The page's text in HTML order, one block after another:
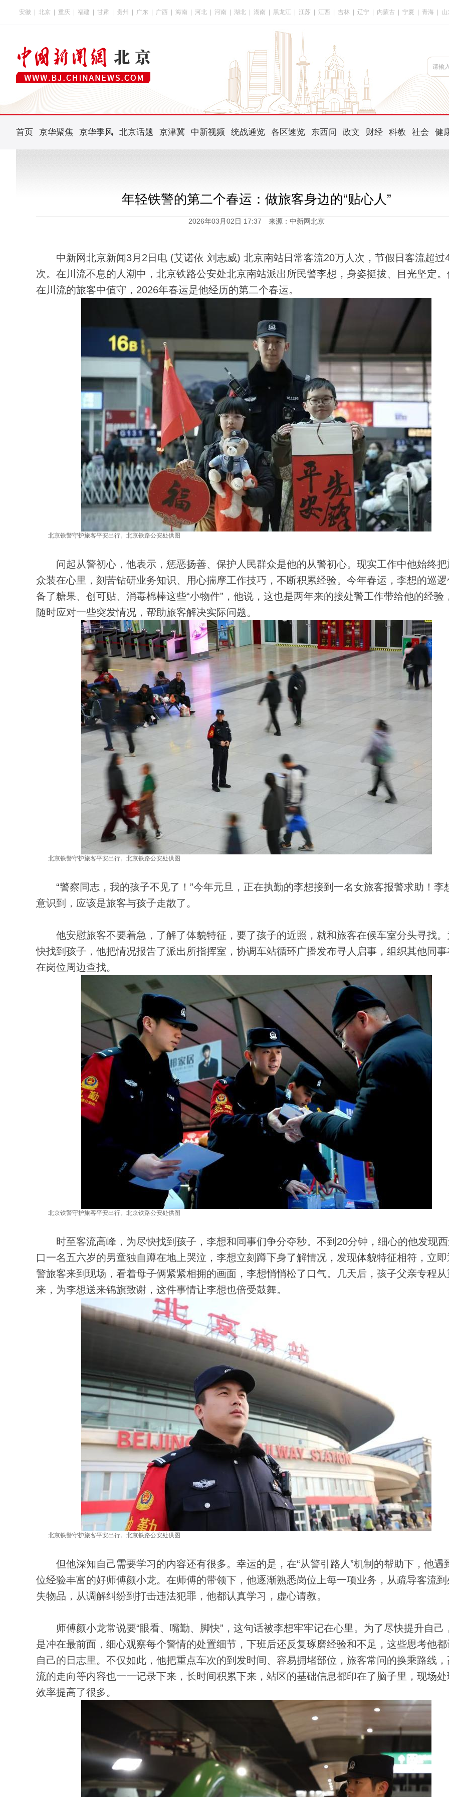
安徽 北京 重庆 福建 甘肃 贵州 广东 广西 海南 河北 河南 湖北 湖南 黑龙江 江苏 江西 吉林 辽宁 内蒙古 宁夏 青海 山
首页 京华聚焦 京华季风 北京话题 京津冀 中新视频 统战通览 各区速览 东西问 政文 财经 科教 社会 健
年轻铁警的第二个春运：做旅客身边的“贴心人”
2026年03月02日 17:37 来源：中新网北京
中新网北京新闻3月2日电 (艾诺依 刘志威) 北京南站日常客流20万人次，节假日客流超过
次。在川流不息的人潮中，北京铁路公安处北京南站派出所民警李想，身姿挺拔、目光坚定
在川流的旅客中值守，2026年春运是他经历的第二个春运。
北京铁警守护旅客平安出行。北京铁路公安处供图
问起从警初心，他表示，惩恶扬善、保护人民群众是他的从警初心。现实工作中他始终把
众装在心里，刻苦钻研业务知识、用心揣摩工作技巧，不断积累经验。今年春运，李想的巡
备了糖果、创可贴、消毒棉棒这些“小物件”，他说，这也是两年来的接处警工作带给他的经验
随时应对一些突发情况，帮助旅客解决实际问题。
北京铁警守护旅客平安出行。北京铁路公安处供图
“警察同志，我的孩子不见了！”今年元旦，正在执勤的李想接到一名女旅客报警求助！李
意识到，应该是旅客与孩子走散了。
他安慰旅客不要着急，了解了体貌特征，要了孩子的近照，就和旅客在候车室分头寻找。
快找到孩子，他把情况报告了派出所指挥室，协调车站循环广播发布寻人启事，组织其他同
在岗位周边查找。
北京铁警守护旅客平安出行。北京铁路公安处供图
时至客流高峰，为尽快找到孩子，李想和同事们争分夺秒。不到20分钟，细心的他发现
口一名五六岁的男童独自蹲在地上哭泣，李想立刻蹲下身了解情况，发现体貌特征相符，立
警旅客来到现场，看着母子俩紧紧相拥的画面，李想悄悄松了口气。几天后，孩子父亲专程
来，为李想送来锦旗致谢，这件事情让李想也倍受鼓舞。
北京铁警守护旅客平安出行。北京铁路公安处供图
但他深知自己需要学习的内容还有很多。幸运的是，在“从警引路人”机制的帮助下，他遇
位经验丰富的好师傅颜小龙。在师傅的带领下，他逐渐熟悉岗位上每一项业务，从疏导客流
失物品，从调解纠纷到打击违法犯罪，他都认真学习，虚心请教。
师傅颜小龙常说要“眼看、嘴勤、脚快”，这句话被李想牢牢记在心里。为了尽快提升自己
是冲在最前面，细心观察每个警情的处置细节，下班后还反复琢磨经验和不足，这些思考他
自己的日志里。不仅如此，他把重点车次的到发时间、容易拥堵部位，旅客常问的换乘路线
流的走向等内容也一一记录下来，长时间积累下来，站区的基础信息都印在了脑子里，现场
效率提高了很多。